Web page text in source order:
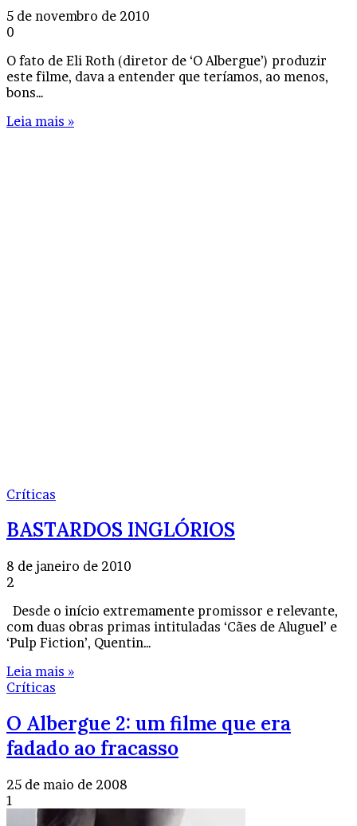
5 de novembro de 2010
0
O fato de Eli Roth (diretor de ‘O Albergue’) produzir
este filme, dava a entender que teríamos, ao menos,
bons…
Leia mais »
Críticas
BASTARDOS INGLÓRIOS
8 de janeiro de 2010
2
Desde o início extremamente promissor e relevante,
com duas obras primas intituladas ‘Cães de Aluguel’ e
‘Pulp Fiction’, Quentin…
Leia mais »
Críticas
O Albergue 2: um filme que era
fadado ao fracasso
25 de maio de 2008
1